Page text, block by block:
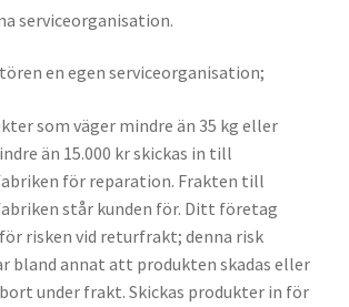
serviceorganisation.
en egen serviceorganisation;
som väger mindre än 35 kg eller
än 15.000 kr skickas in till
för reparation. Frakten till
står kunden för. Ditt företag
risken vid returfrakt; denna risk
bland annat att produkten skadas eller
under frakt. Skickas produkter in för